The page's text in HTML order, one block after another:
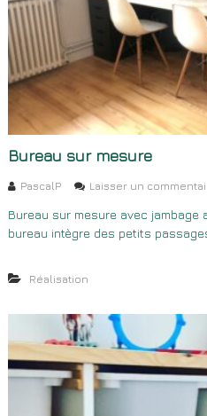
Bureau sur mesure
PascalP Laisser un
Bureau sur mesure avec
bureau intègre des petits
Réalisation